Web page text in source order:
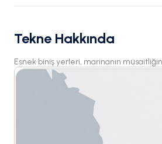
Tekne Hakkında
Esnek biniş yerleri, marinanın